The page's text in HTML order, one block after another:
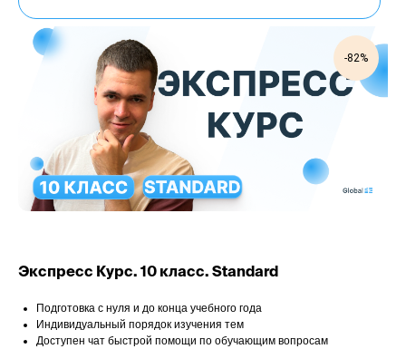
-82%
Экспресс Курс. 10 класс. Standard
Подготовка с нуля и до конца учебного года
Индивидуальный порядок изучения тем
Доступен чат быстрой помощи по обучающим вопросам